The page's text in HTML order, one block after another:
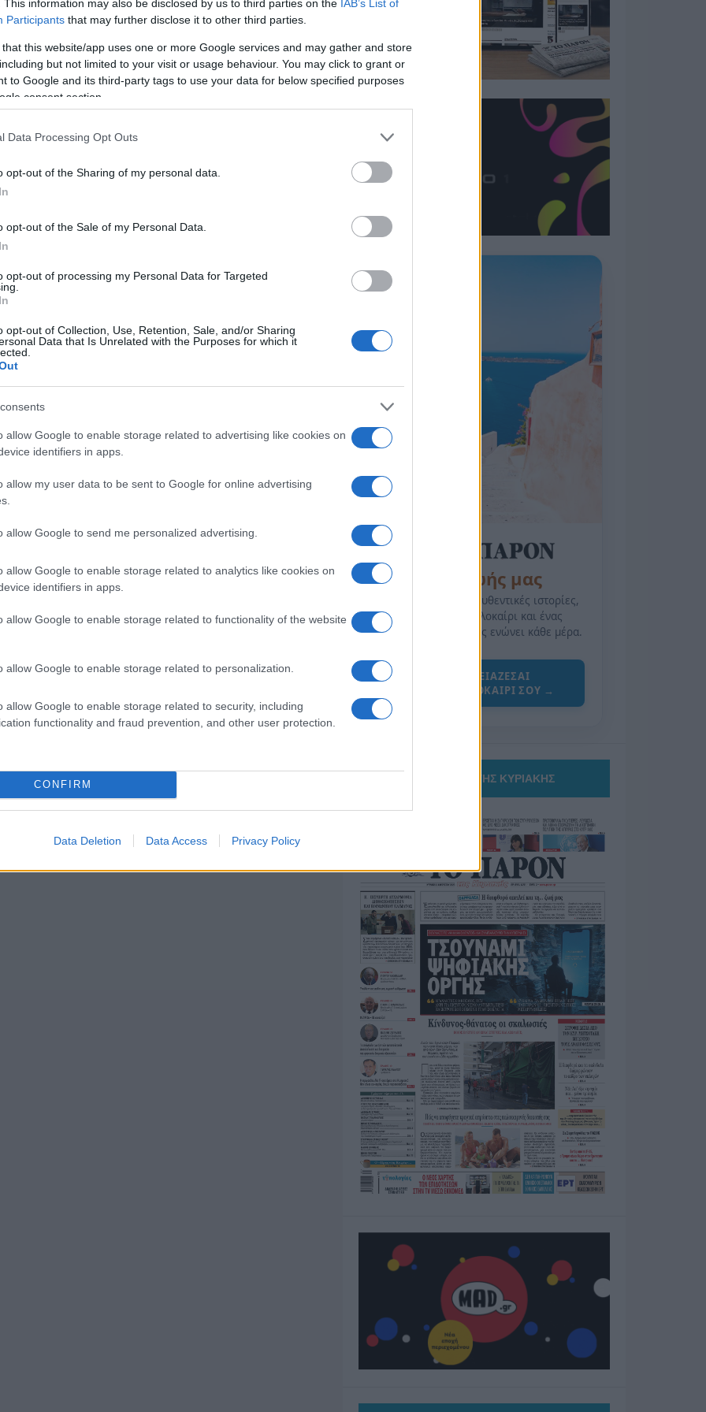
This information may also be disclosed by us to third parties on the IAB’s List of
Participants that may further disclose it to other third parties.
that this website/app uses one or more Google services and may gather and store
but not limited to your visit or usage behaviour. You may click to grant or
to Google and its third-party tags to use your data for below specified purposes
consent section.
Data Processing Opt Outs
opt-out of the Sharing of my personal data.
opt-out of the Sale of my Personal Data.
opt-out of processing my Personal Data for Targeted
opt-out of Collection, Use, Retention, Sale, and/or Sharing
Data that Is Unrelated with the Purposes for which it
allow Google to enable storage related to advertising like cookies on
identifiers in apps.
allow my user data to be sent to Google for online advertising
allow Google to send me personalized advertising.
allow Google to enable storage related to analytics like cookies on
identifiers in apps.
allow Google to enable storage related to functionality of the website
allow Google to enable storage related to personalization.
allow Google to enable storage related to security, including
functionality and fraud prevention, and other user protection.
CONFIRM
Data Deletion Data Access Privacy Policy
Πόλεμοι και ένα… Τσουνάμι Αλλαγών: Η
Τράπουλα των Ελληνικών Media
συμπαρασύρει την κυβέρνηση
Ο καιρός των επομένων ημερών:
θερμοκρασίας
Η ΣΤΗΛΗ ΜΑΣ
της Ζωής μας
Οι άνθρωποι, οι αυθεντικές ιστορίες,
το ελληνικό καλοκαίρι και ένας
πολιτισμός που μας ενώνει κάθε μέρα.
ΟΣΑ ΧΡΕΙΑΖΕΣΑΙ
ΓΙΑ ΤΟ ΚΑΛΟΚΑΙΡΙ ΣΟΥ →
ΤΟ ΠΑΡΟΝ ΤΗΣ ΚΥΡΙΑΚΗΣ